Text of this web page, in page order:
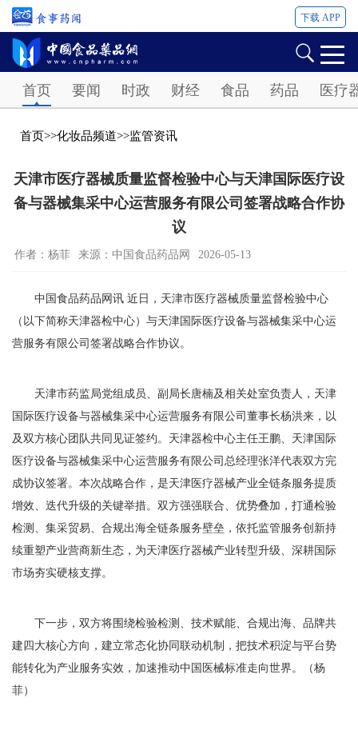
下载 APP
首页 要闻 时政 财经 食品 药品 医疗
首页>>化妆品频道>>监管资讯
天津市医疗器械质量监督检验中心与天津国际医疗设
备与器械集采中心运营服务有限公司签署战略合作协
议
作者：杨菲 来源：中国食品药品网 2026-05-13
中国食品药品网讯 近日，天津市医疗器械质量监督检验中心
（以下简称天津器检中心）与天津国际医疗设备与器械集采中心运
营服务有限公司签署战略合作协议。
天津市药监局党组成员、副局长唐楠及相关处室负责人，天津
国际医疗设备与器械集采中心运营服务有限公司董事长杨洪来，以
及双方核心团队共同见证签约。天津器检中心主任王鹏、天津国际
医疗设备与器械集采中心运营服务有限公司总经理张洋代表双方完
成协议签署。本次战略合作，是天津医疗器械产业全链条服务提质
增效、迭代升级的关键举措。双方强强联合、优势叠加，打通检验
检测、集采贸易、合规出海全链条服务壁垒，依托监管服务创新持
续重塑产业营商新生态，为天津医疗器械产业转型升级、深耕国际
市场夯实硬核支撑。
下一步，双方将围绕检验检测、技术赋能、合规出海、品牌共
建四大核心方向，建立常态化协同联动机制，把技术积淀与平台势
能转化为产业服务实效，加速推动中国医械标准走向世界。（杨
菲）